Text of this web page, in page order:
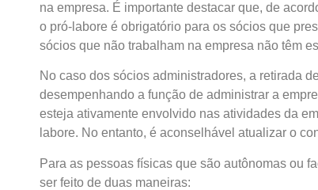
na empresa. É importante destacar que, de
o pró-labore é obrigatório para os sócios que
sócios que não trabalham na empresa não têm
No caso dos sócios administradores, a retirada
desempenhando a função de administrar a
esteja ativamente envolvido nas atividades da
labore. No entanto, é aconselhável atualizar o
Para as pessoas físicas que são autônomas ou
ser feito de duas maneiras: